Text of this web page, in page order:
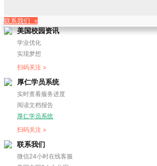
联系我们 »
美国校园资讯
学业优化
实现梦想
扫码关注 >
厚仁学员系统
实时查看服务进度
阅读文档报告
厚仁学员系统
扫码关注 >
联系我们
微信24小时在线客服